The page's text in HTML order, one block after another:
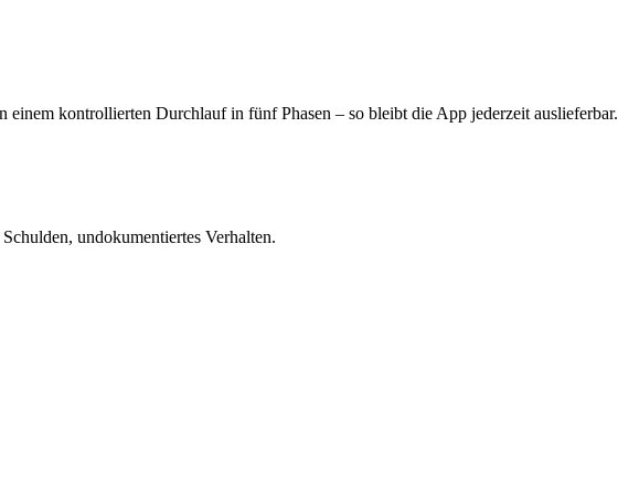
kontrollierten Durchlauf in fünf Phasen – so bleibt die App jederzeit auslieferbar.
undokumentiertes Verhalten.